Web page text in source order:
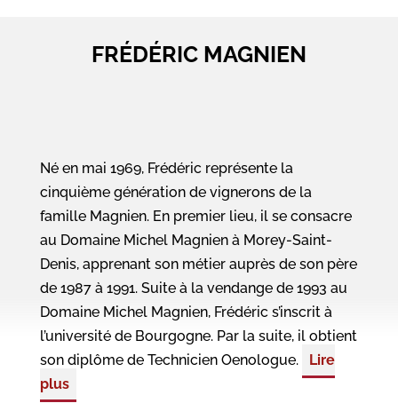
FRÉDÉRIC MAGNIEN
Né en mai 1969, Frédéric représente la
cinquième génération de vignerons de la
famille Magnien. En premier lieu, il se consacre
au Domaine Michel Magnien à Morey-Saint-
Denis, apprenant son métier auprès de son père
de 1987 à 1991. Suite à la vendange de 1993 au
Domaine Michel Magnien, Frédéric s’inscrit à
l’université de Bourgogne. Par la suite, il obtient
son diplôme de Technicien Oenologue.
Lire
plus